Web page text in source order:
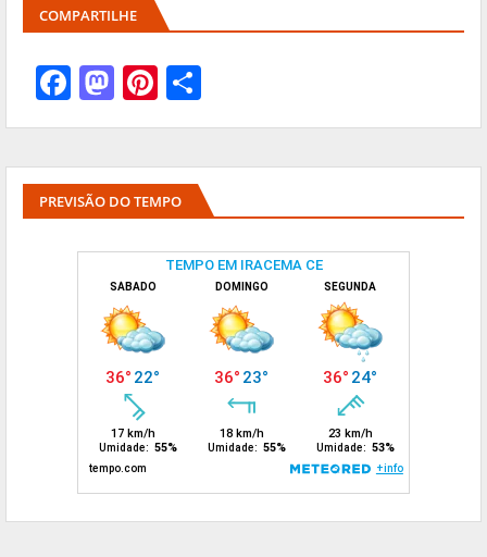
COMPARTILHE
PREVISÃO DO TEMPO